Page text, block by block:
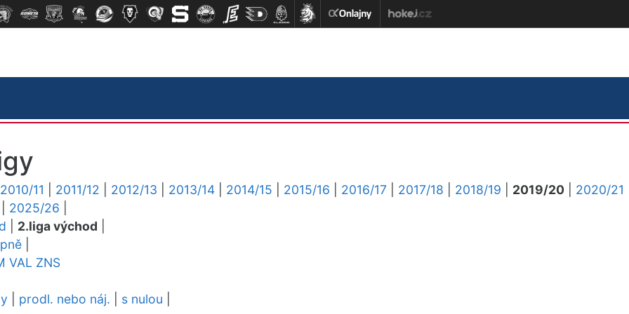
2010/11 2011/12 2012/13 2013/14 2014/15 2015/16 2016/17 2017/18 2018/19 2019/20
2020/21
2025/26
2.liga východ
VAL ZNS
prodl. nebo náj. s nulou